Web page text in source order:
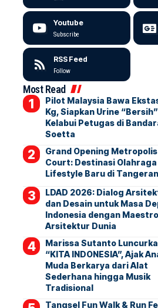
Youtube
Subscribe
RSS Feed
Follow
Most Read
Pilot Malaysia Bawa
Kg, Siapkan Urine
Kelabui Petugas di
Soetta
Grand Opening
Court: Destinasi Olahraga
Lifestyle Baru di
LDAD 2026: Dialog
dan Desain untuk Masa
Indonesia dengan Maestro
Arsitektur Dunia
Marissa Sutanto
“KITA INDONESIA”, Ajak
Muda Berkarya dari Alat
Sederhana hingga Musik
Tradisional
Tangsel Fun Walk & Run